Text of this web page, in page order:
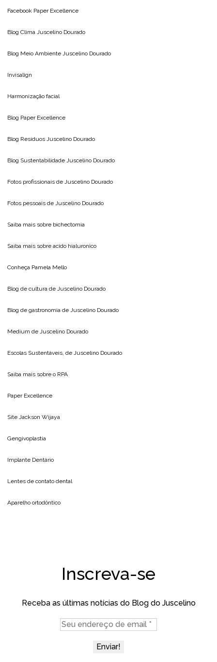
Facebook Paper Excellence
Blog Clima Juscelino Dourado
Blog Meio Ambiente Juscelino Dourado
Invisalign
Harmonização facial
Blog Paper Excellence
Blog Resíduos Juscelino Dourado
Blog Sustentabilidade Juscelino Dourado
Fotos profissionais de Juscelino Dourado
Fotos pessoais de Juscelino Dourado
Saiba mais sobre bichectomia
Saiba mais sobre acido hialuronico
Conheça Pamela Mello
Blog de cultura de Juscelino Dourado
Blog de gastronomia de Juscelino Dourado
Medium de Juscelino Dourado
Escolas Sustentáveis, de Juscelino Dourado
Saiba mais sobre o RPA
Paper Excellence
Site Jackson Wijaya
Gengivoplastia
Implante Dentário
Lentes de contato dental
Aparelho ortodôntico
Inscreva-se
Receba as últimas notícias do Blog do Juscelino